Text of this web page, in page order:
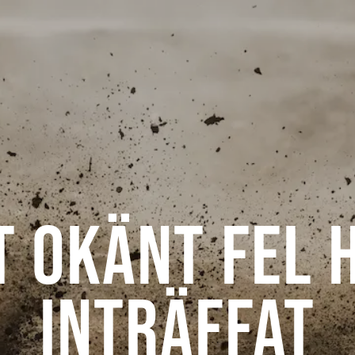
okänt fel
inträffat